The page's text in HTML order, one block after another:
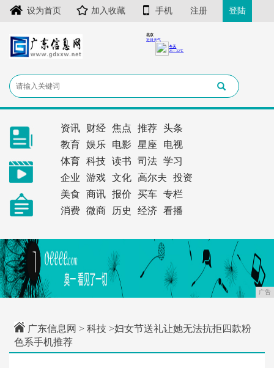
设为首页 加入收藏 手机 注册 登陆
资讯 财经 焦点 推荐
头条
教育
娱乐 电影 星座
电视
体育
科技 读书 司法
学习
企业
游戏 文化 高尔夫
投资
美食
商讯 报价 买车
专栏
消费
微商 历史 经济 看播
广告
广东信息网 > 科技 >妇女节送礼让她无法抗拒四款粉
色系手机推荐